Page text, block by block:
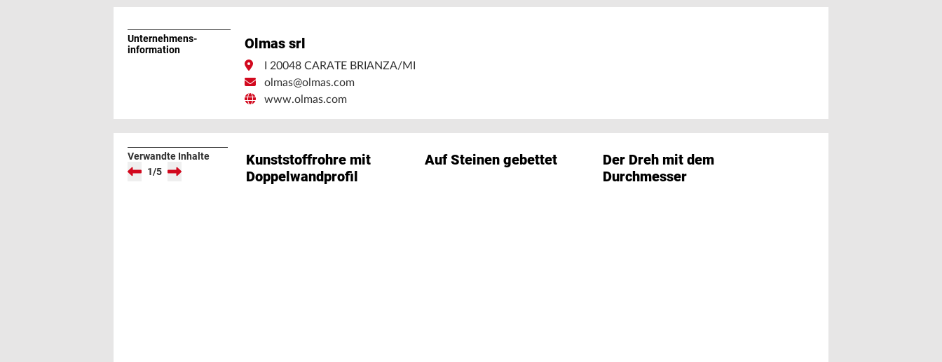
Unternehmens­
information
Olmas srl
I 20048 CARATE BRIANZA/MI
olmas@olmas.com
www.olmas.com
Verwandte Inhalte
1/5
Kunststoffrohre mit
Doppelwandprofil
Auf Steinen gebettet
Der Dreh mit dem
Durchmesser